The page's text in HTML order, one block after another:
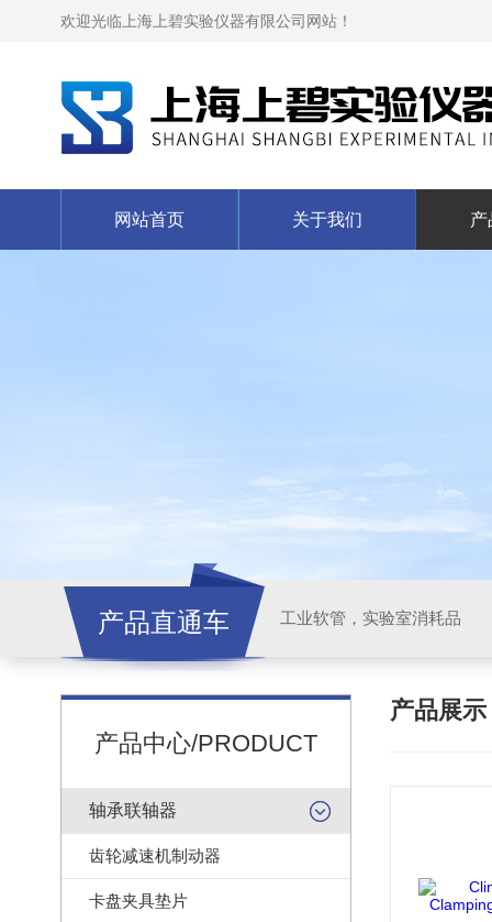
欢迎光临上海上碧实验仪器有限公司网站！
网站首页 关于我们 产
产品直通车 工业软管，实验室消耗品
产品中心/PRODUCT
轴承联轴器
齿轮减速机制动器
卡盘夹具垫片
产品展示